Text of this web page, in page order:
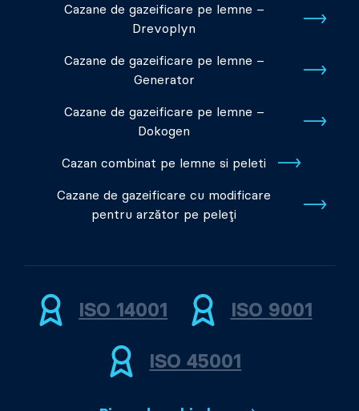
Cazane de gazeificare pe lemne –
Drevoplyn
Cazane de gazeificare pe lemne –
Generator
Cazane de gazeificare pe lemne –
Dokogen
Cazan combinat pe lemne si peleti
Cazane de gazeificare cu modificare
pentru arzător pe peleți
ISO 14001 ISO 9001
ISO 45001